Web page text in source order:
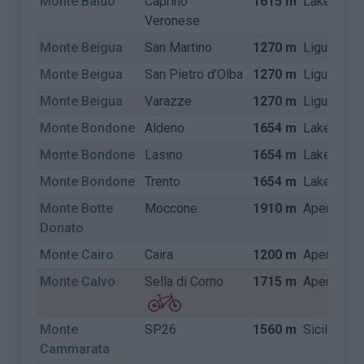
Veronese
Monte Beigua San Martino 1270 m Ligurië
Monte Beigua
San Pietro d'Olba 1270 m Ligurië
Monte Beigua
Varazze 1270 m Ligurië
Monte Bondone
Aldeno 1654 m Lake
Monte Bondone
Lasino 1654 m Lake
Monte Bondone
Trento 1654 m Lake
Monte Botte
Donato
Moccone 1910 m
Monte Cairo Caira 1200 m
Monte Calvo
Sella di Corno 1715 m
Monte
Cammarata
SP26 1560 m Sicilië